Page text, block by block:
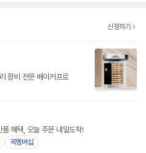
신청하기
장비 전문 베이커프로
혜택, 오늘 주문 내일도착!
꼭멤버십